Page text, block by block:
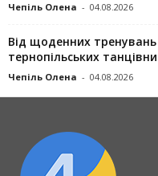
Чепіль Олена - 04.08.2026
Від щоденних тренувань
тернопільських
Чепіль Олена - 04.08.2026